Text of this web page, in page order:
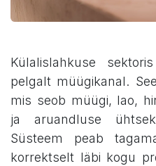
Külalislahkuse
pelgalt müügikanal.
mis seob müügi, lao,
ja aruandluse
Süsteem peab
korrektselt läbi kogu